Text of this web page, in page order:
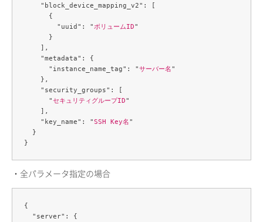
    "block_device_mapping_v2": [
      {
        "uuid": "
ボリュームID"
      }
    ],
    "metadata": {
      "instance_name_tag": "
サーバー名"
    },
    "security_groups": [
      "
セキュリティグループID"
    ],
    "key_name": "
SSH Key名"
  }
・全パラメータ指定の場合
{
  "server": {